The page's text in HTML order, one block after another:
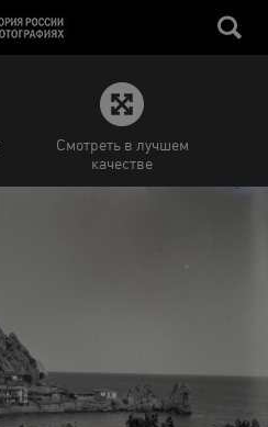
Смотреть в лучшем
качестве